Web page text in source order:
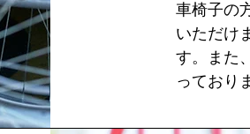
車椅子の
いただけ
す。また
っており